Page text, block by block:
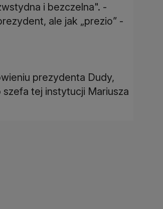
i bezczelna". -
ale jak „prezio” -
prezydenta Dudy,
szefa tej instytucji Mariusza